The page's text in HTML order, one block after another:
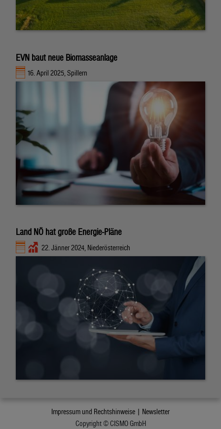
EVN baut neue Biomasseanlage
16. April 2025, Spillern
Land NÖ hat große Energie-Pläne
22. Jänner 2024, Niederösterreich
Impressum und Rechtshinweise | Newsletter
Copyright © CISMO GmbH